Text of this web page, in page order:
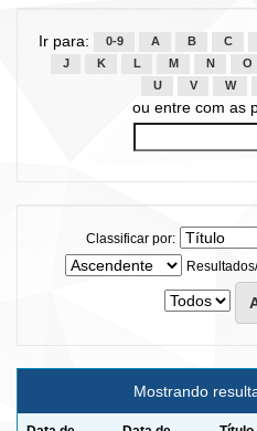
Ir para: 0-9 A B C
J
K L M N O
U
V W
ou entre com as
Classificar por:
Mostrando